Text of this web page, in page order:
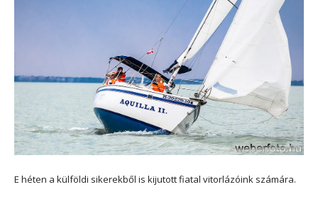
E héten a külföldi sikerekből is kijutott fiatal vitorlázóink számára.